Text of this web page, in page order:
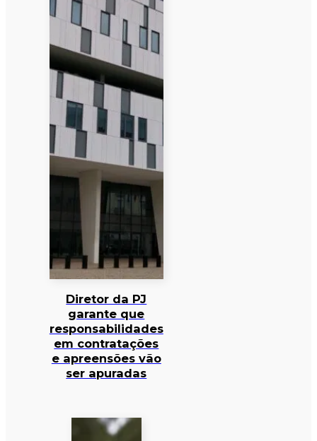
Diretor da PJ
garante que
responsabilidades
em contratações
e apreensões vão
ser apuradas